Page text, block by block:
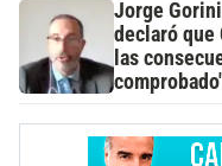
Jorge
declaró que
las